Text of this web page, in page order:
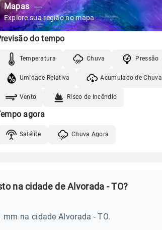
Mapas
Explore sua região no mapa
do tempo
Temperatura Chuva Pressão
Umidade Relativa Acumulado de Chuva
Vento Risco de Incêndio
agora
Satélite Chuva Agora
na cidade de Alvorada - TO?
na cidade Alvorada - TO.